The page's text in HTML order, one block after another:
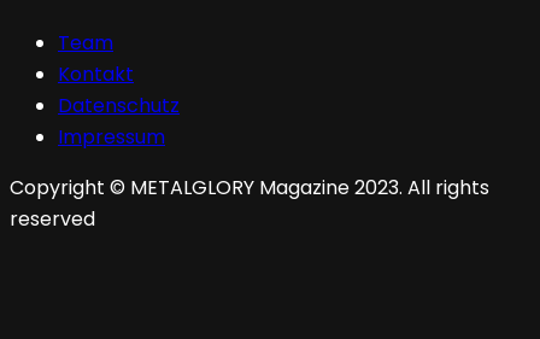
Team
Kontakt
Datenschutz
Impressum
Copyright © METALGLORY Magazine 2023. All rights
reserved